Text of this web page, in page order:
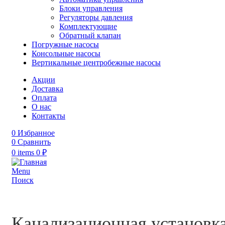
Блоки управления
Регуляторы давления
Комплектующие
Обратный клапан
Погружные насосы
Консольные насосы
Вертикальные центробежные насосы
Акции
Доставка
Оплата
О нас
Контакты
0 Избранное
0 Сравнить
0 items 0 ₽
Menu
Поиск